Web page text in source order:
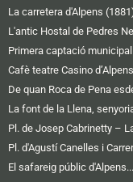
La carretera d'Alpens
L'antic Hostal de Pedres
Primera captació
Cafè teatre Casino
De quan Roca de Pena
La font de la Llena,
Pl. de Josep Cabrinetty –
Pl. d'Agustí Canelles i
El safareig públic